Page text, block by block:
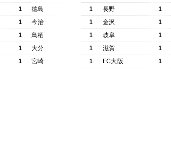
1
徳島
1
今治
1
鳥栖
1
大分
1 宮崎
1
長野 1
1
金沢 1
1
岐阜 1
1
滋賀 1
1
FC大阪 1